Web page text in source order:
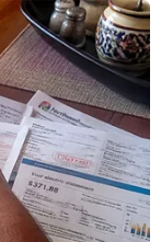
cuộc bỏ
bỏ phiếu bất tín
cải cách